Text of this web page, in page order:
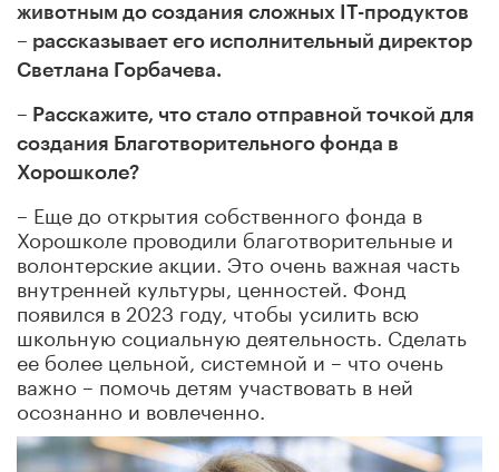
животным до создания сложных IT-продуктов
– рассказывает его исполнительный директор
Светлана Горбачева.
– Расскажите, что стало отправной точкой для
создания Благотворительного фонда в
Хорошколе?
– Еще до открытия собственного фонда в
Хорошколе проводили благотворительные и
волонтерские акции. Это очень важная часть
внутренней культуры, ценностей. Фонд
появился в 2023 году, чтобы усилить всю
школьную социальную деятельность. Сделать
ее более цельной, системной и – что очень
важно – помочь детям участвовать в ней
осознанно и вовлеченно.